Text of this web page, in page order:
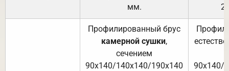
мм.
Профилированный брус
камерной сушки,
сечением
90х140/140х140/190х140
90х140/